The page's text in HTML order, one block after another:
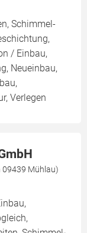
Schimmel-
/ Einbau,
Neueinbau,
Verlegen
09439 Mühlau)